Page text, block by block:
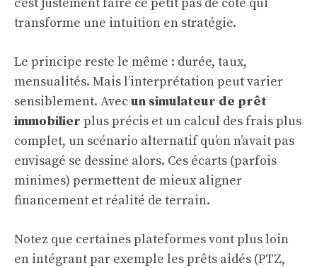
transforme une intuition en stratégie.
Le principe reste le même : durée, taux,
mensualités. Mais l’interprétation peut varier
sensiblement. Avecun simulateur de prêt
immobilier plus précis et un calcul des frais plus
complet, un scénario alternatif qu’on n’avait pas
envisagé se dessine alors. Ces écarts (parfois
minimes) permettent de mieux aligner
financement et réalité de terrain.
Notez que certaines plateformes vont plus loin
en intégrant par exemple les prêts aidés (PTZ,